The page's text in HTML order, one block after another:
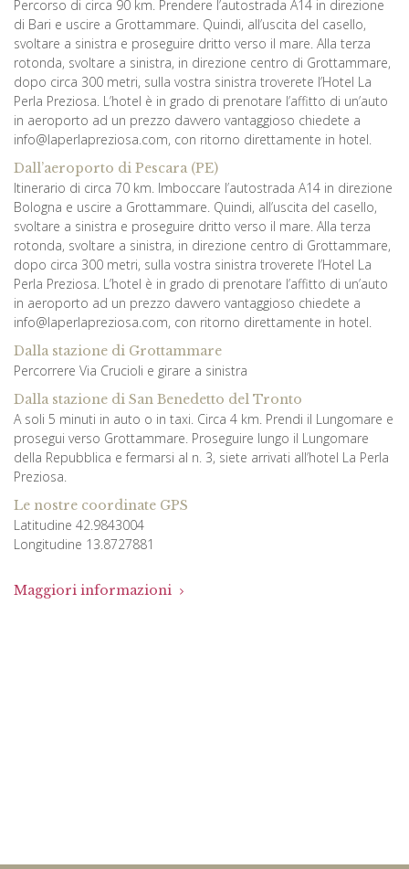
Percorso di circa 90 km. Prendere l’autostrada A14 in direzione
di Bari e uscire a Grottammare. Quindi, all’uscita del casello,
svoltare a sinistra e proseguire dritto verso il mare. Alla terza
rotonda, svoltare a sinistra, in direzione centro di Grottammare,
dopo circa 300 metri, sulla vostra sinistra troverete l’Hotel La
Perla Preziosa. L’hotel è in grado di prenotare l’affitto di un’auto
in aeroporto ad un prezzo davvero vantaggioso chiedete a
info@laperlapreziosa.com, con ritorno direttamente in hotel.
Dall’aeroporto di Pescara (PE)
Itinerario di circa 70 km. Imboccare l’autostrada A14 in direzione
Bologna e uscire a Grottammare. Quindi, all’uscita del casello,
svoltare a sinistra e proseguire dritto verso il mare. Alla terza
rotonda, svoltare a sinistra, in direzione centro di Grottammare,
dopo circa 300 metri, sulla vostra sinistra troverete l’Hotel La
Perla Preziosa. L’hotel è in grado di prenotare l’affitto di un’auto
in aeroporto ad un prezzo davvero vantaggioso chiedete a
info@laperlapreziosa.com, con ritorno direttamente in hotel.
Dalla stazione di Grottammare
Percorrere Via Crucioli e girare a sinistra
Dalla stazione di San Benedetto del Tronto
A soli 5 minuti in auto o in taxi. Circa 4 km. Prendi il Lungomare e
prosegui verso Grottammare. Proseguire lungo il Lungomare
della Repubblica e fermarsi al n. 3, siete arrivati all’hotel La Perla
Preziosa.
Le nostre coordinate GPS
Latitudine 42.9843004
Longitudine 13.8727881
Maggiori informazioni